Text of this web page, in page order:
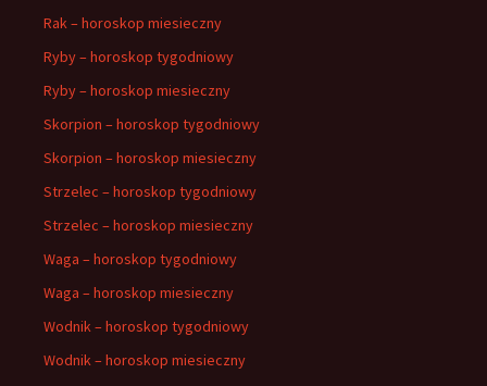
Rak – horoskop miesieczny
Ryby – horoskop tygodniowy
Ryby – horoskop miesieczny
Skorpion – horoskop tygodniowy
Skorpion – horoskop miesieczny
Strzelec – horoskop tygodniowy
Strzelec – horoskop miesieczny
Waga – horoskop tygodniowy
Waga – horoskop miesieczny
Wodnik – horoskop tygodniowy
Wodnik – horoskop miesieczny